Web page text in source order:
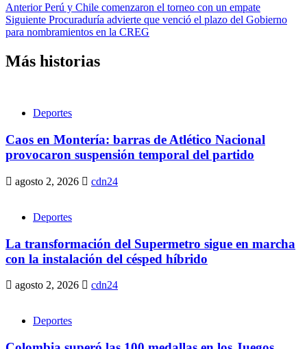
AnteriorPerú y Chile comenzaron el torneo con un empate
Siguiente Procuraduría advierte que venció el plazo del Gobierno
para nombramientos en la CREG
Más historias
Deportes
Caos en Montería: barras de Atlético Nacional
provocaron suspensión temporal del partido
agosto 2, 2026 cdn24
Deportes
La transformación del Supermetro sigue en marcha
con la instalación del césped híbrido
agosto 2, 2026 cdn24
Deportes